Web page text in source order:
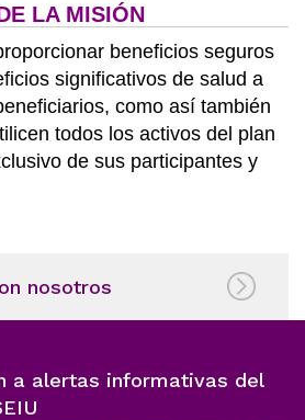
LA MISIÓN
beneficios seguros
significativos de salud a
como así también
todos los activos del plan
de sus participantes y
nosotros
a alertas informativas del